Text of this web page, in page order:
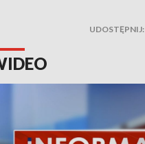
UDOSTĘPNIJ: